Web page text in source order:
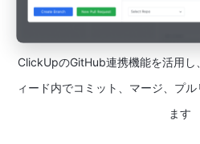
ClickUpのGitHub連携機能を活用し
ィード内でコミット、マージ、プ
ます